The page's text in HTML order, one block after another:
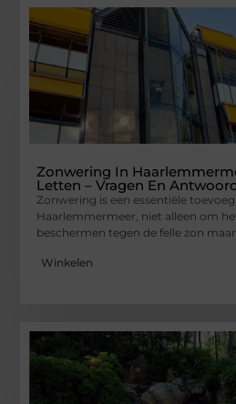
Zonwering In
Letten – Vragen En
Zonwering is een essentiële
Haarlemmermeer, niet alleen om
beschermen tegen de felle zon
Winkelen